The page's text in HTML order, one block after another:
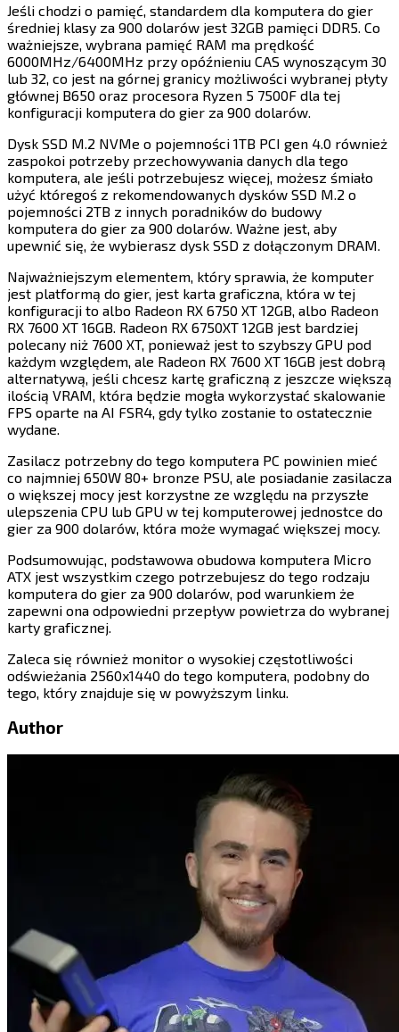
Jeśli chodzi o pamięć, standardem dla komputera do gier
średniej klasy za 900 dolarów jest 32GB pamięci DDR5. Co
ważniejsze, wybrana pamięć RAM ma prędkość
6000MHz/6400MHz przy opóźnieniu CAS wynoszącym 30
lub 32, co jest na górnej granicy możliwości wybranej płyty
głównej B650 oraz procesora Ryzen 5 7500F dla tej
konfiguracji komputera do gier za 900 dolarów.​​​​‌ ‍ ​‍​‍‌‍ ‌ ​‍‌‍‍‌‌‍‌ ‌‍‍‌‌‍ ‍​‍​‍​ ‍‍​‍​‍‌ ​ ‌‍​‌‌‍ ‍‌‍‍‌‌ ‌​‌ ‍‌​‍ ‍‌‍‍‌‌‍ ​‍​‍​‍ ​​‍​‍‌‍‍​‌ ​‍‌‍‌‌‌‍‌‍​‍​‍​ ‍‍​‍​‍​‍ ‌‍​‌‌‍‌​‌‍ ‌‌‍‍‌‌‍ ‍​‍ ‌‍‍‌‌‍ ‍‌ ‌​‌‍‌‌‌‍ ‍‌ ‌​​‍ ‌‍‌‌‌‍‌​‌‍‍‌‌ ‌​​‍ ‌‍ ‌‌‍ ‌‍‌​‌‍‌‌​ ‌‌ ​​‌ ​‍‌‍‌‌‌ ​ ‌‍‌‌‌‍ ‍‌ ‌​‌‍​‌‌ ‌​‌‍‍‌‌‍ ‌‍ ‍​ ‍ ‌‍‍‌‌‍‌​​ ‌‌‍‌​​ ‍​​ ​​​ ‍​​ ​‌​ ‍​‌‍​ ​ ‌ ​‍ ‌​ ‌‌‌‍‌‍‌‍‌​​ ‍‌​‍ ‌​ ‌​​ ‌​​ ​‌​ ‍‌​‍ ‌‌‍​‍​ ‌‌​ ‌ ‌‍​ ​‍ ‌‌‍‌​‌‍‌​‌‍​‍‌‍​‌​ ‍‌‌‍‌‌‌‍‌‍‌‍‌‍‌‍​‌​ ​‌​ ‍‌​ ‌‍​ ‍ ‌ ‌​‌ ‍‌‌ ​​‌‍‌‌​ ‌‌‍​‍‌ ‌‌‌‍‍‌‌‍ ​‌‍‌​​ ‍ ‌ ​​‌‍​‌‌ ‌​‌‍‍​​ ‌‌‍‍‌​ ​‌​ ‍​‌‍ ‍‌‌ ‌‍ ​‌‍ ‌‍ ‍‌‍‌ ‌‌ ‌‍‌​‌‍‌‌‌ ​ ‌‍​ ​‍‌‌​ ‌‌‌​​‍‌‌ ‌‍‍ ‌‍‌‌‌ ‍‌​‍‌‌​ ​ ‌​‌​​‍‌‌​ ​ ‌​‌​​‍‌‌​ ​‍​ ​‍‌ ​​‌‍ ​​‍‌‌​ ​‍​ ​‍​‍‌‌​ ‌‌‌​‌​​‍ ‍‌ ‌‍‌‍​‌‌‍ ​‌ ‌‌‌‍‌‌​‍‌‌​ ‌‌‌​​‍‌‌ ‌‍‍ ‌‍‌‌‌ ‍‌​‍‌‌​ ​ ‌​‌​​‍‌‌​ ​ ‌​‌​​‍‌‌​ ​‍​ ​‍‌‍​‍​ ‍​‌‍​‌‌‍​‍​ ​​​ ‌‍​ ​‍‌‍​ ​ ‌​‌‍‌​​ ‍‌​ ​‍​‍‌‌​ ​‍​ ​‍​‍‌‌​ ‌‌‌​‌​​‍ ‍‌‍​ ‌‍‍​‌‍‍‌‌‍ ​‌‍‌​‌ ​‍‌‍‌‌‌‍ ‍​‍‌‌​ ‌‌‌​​‍‌‌ ‌‍‍ ‌‍‌‌‌ ‍‌​‍‌‌​ ​ ‌​‌​​‍‌‌​ ​ ‌​‌​​‍‌‌​ ​‍​ ​‍​ ​‌​ ‍​‌‍​‌‌‍​‍‌‍​‌​ ​‌‌‍‌‌‌‍​‌​ ‌‌​ ‍​​ ‍‌‌‍​‍​‍‌‌​ ​‍​ ​‍​‍‌‌​ ‌‌‌​‌​​‍ ‍‌ ‌​‌‍‌‌‌ ‍​‌ ‌​​ ‌‍​‍‌‍​‌‌ ​ ‌‍‌‌‌‌‌‌‌ ​‍‌‍ ​​ ‌​‍‌‌​ ​‍‌​‌‍‌‍​‌‌‍‌​‌‍ ‌‌‍‍‌‌‍ ‍​‍‌‍‌‍‍‌‌‍‌​​ ‌‌‍‌​​ ‍​​ ​​​ ‍​​ ​‌​ ‍​‌‍​ ​ ‌ ​‍ ‌​ ‌‌‌‍‌‍‌‍‌​​ ‍‌​‍ ‌​ ‌​​ ‌​​ ​‌​ ‍‌​‍ ‌‌‍​‍​ ‌‌​ ‌ ‌‍​ ​‍ ‌‌‍‌​‌‍‌​‌‍​‍‌‍​‌​ ‍‌‌‍‌‌‌‍‌‍‌‍‌‍‌‍​‌​ ​‌​ ‍‌​ ‌‍​‍‌‍‌ ‌​‌ ‍‌‌ ​​‌‍‌‌​ ‌‌‍​‍‌ ‌‌‌‍‍‌‌‍ ​‌‍‌​​‍‌‍‌ ​​‌‍​‌‌ ‌​‌‍‍​​ ‌‌‍‍‌​ ​‌​ ‍​‌‍ ‍‌‌ ‌‍ ​‌‍ ‌‍ ‍‌‍‌ ‌‌ ‌‍‌​‌‍‌‌‌ ​ ‌‍​ ​‍‌‌​ ‌‌‌​​‍‌‌ ‌‍‍ ‌‍‌‌‌ ‍‌​‍‌‌​ ​ ‌​‌​​‍‌‌​ ​ ‌​‌​​‍‌‌​ ​‍​ ​‍‌ ​​‌‍ ​​‍‌‌​ ​‍​ ​‍​‍‌‌​ ‌‌‌​‌​​‍ ‍‌ ‌‍‌‍​‌‌‍ ​‌ ‌‌‌‍‌‌​‍‌‌​ ‌‌‌​​‍‌‌ ‌‍‍ ‌‍‌‌‌ ‍‌​‍‌‌​ ​ ‌​‌​​‍‌‌​ ​ ‌​‌​​‍‌‌​ ​‍​ ​‍‌‍​‍​ ‍​‌‍​‌‌‍​‍​ ​​​ ‌‍​ ​‍‌‍​ ​ ‌​‌‍‌​​ ‍‌​ ​‍​‍‌‌​ ​‍​ ​‍​‍‌‌​ ‌‌‌​‌​​‍ ‍‌‍​ ‌‍‍​‌‍‍‌‌‍ ​‌‍‌​‌ ​‍‌‍‌‌‌‍ ‍​‍‌‌​ ‌‌‌​​‍‌‌ ‌‍‍ ‌‍‌‌‌ ‍‌​‍‌‌​ ​ ‌​‌​​‍‌‌​ ​ ‌​‌​​‍‌‌​ ​‍​ ​‍​ ​‌​ ‍​‌‍​‌‌‍​‍‌‍​‌​ ​‌‌‍‌‌‌‍​‌​ ‌‌​ ‍​​ ‍‌‌‍​‍​‍‌‌​ ​‍​ ​‍​‍‌‌​ ‌‌‌​‌​​‍ ‍‌ ‌​‌‍‌‌‌ ‍​‌ ‌​​‍‌‍‌ ​​‌‍‌‌‌ ​‍‌ ​ ‌ ​​‌‍‌‌‌‍​ ‌ ‌​‌‍‍‌‌ ‌‍‌‍‌‌​ ‌‌ ​​‌ ‌‌‌‍​‍‌‍ ​‌‍‍‌‌ ​ ‌‍‍​‌‍‌‌‌‍‌​​‍​‍‌ ‌
Dysk SSD M.2 NVMe o pojemności 1TB PCI gen 4.0 również
zaspokoi potrzeby przechowywania danych dla tego
komputera, ale jeśli potrzebujesz więcej, możesz śmiało
użyć któregoś z rekomendowanych dysków SSD M.2 o
pojemności 2TB z innych poradników do budowy
komputera do gier za 900 dolarów. Ważne jest, aby
upewnić się, że wybierasz dysk SSD z dołączonym DRAM.​​​​‌ ‍ ​‍​‍‌‍ ‌ ​‍‌‍‍‌‌‍‌ ‌‍‍‌‌‍ ‍​‍​‍​ ‍‍​‍​‍‌ ​ ‌‍​‌‌‍ ‍‌‍‍‌‌ ‌​‌ ‍‌​‍ ‍‌‍‍‌‌‍ ​‍​‍​‍ ​​‍​‍‌‍‍​‌ ​‍‌‍‌‌‌‍‌‍​‍​‍​ ‍‍​‍​‍​‍ ‌‍​‌‌‍‌​‌‍ ‌‌‍‍‌‌‍ ‍​‍ ‌‍‍‌‌‍ ‍‌ ‌​‌‍‌‌‌‍ ‍‌ ‌​​‍ ‌‍‌‌‌‍‌​‌‍‍‌‌ ‌​​‍ ‌‍ ‌‌‍ ‌‍‌​‌‍‌‌​ ‌‌ ​​‌ ​‍‌‍‌‌‌ ​ ‌‍‌‌‌‍ ‍‌ ‌​‌‍​‌‌ ‌​‌‍‍‌‌‍ ‌‍ ‍​ ‍ ‌‍‍‌‌‍‌​​ ‌‌‍‌​​ ‍​​ ​​​ ‍​​ ​‌​ ‍​‌‍​ ​ ‌ ​‍ ‌​ ‌‌‌‍‌‍‌‍‌​​ ‍‌​‍ ‌​ ‌​​ ‌​​ ​‌​ ‍‌​‍ ‌‌‍​‍​ ‌‌​ ‌ ‌‍​ ​‍ ‌‌‍‌​‌‍‌​‌‍​‍‌‍​‌​ ‍‌‌‍‌‌‌‍‌‍‌‍‌‍‌‍​‌​ ​‌​ ‍‌​ ‌‍​ ‍ ‌ ‌​‌ ‍‌‌ ​​‌‍‌‌​ ‌‌‍​‍‌ ‌‌‌‍‍‌‌‍ ​‌‍‌​​ ‍ ‌ ​​‌‍​‌‌ ‌​‌‍‍​​ ‌‌‍‍‌​ ​‌​ ‍​‌‍ ‍‌‌ ‌‍ ​‌‍ ‌‍ ‍‌‍‌ ‌‌ ‌‍‌​‌‍‌‌‌ ​ ‌‍​ ​‍‌‌​ ‌‌‌​​‍‌‌ ‌‍‍ ‌‍‌‌‌ ‍‌​‍‌‌​ ​ ‌​‌​​‍‌‌​ ​ ‌​‌​​‍‌‌​ ​‍​ ​‍‌ ​​‌‍ ​​‍‌‌​ ​‍​ ​‍​‍‌‌​ ‌‌‌​‌​​‍ ‍‌ ‌‍‌‍​‌‌‍ ​‌ ‌‌‌‍‌‌​‍‌‌​ ‌‌‌​​‍‌‌ ‌‍‍ ‌‍‌‌‌ ‍‌​‍‌‌​ ​ ‌​‌​​‍‌‌​ ​ ‌​‌​​‍‌‌​ ​‍​ ​‍‌‍​‌‌‍​ ‌‍​ ​ ​​​ ‍‌‌‍​‍​ ‌ ‌‍​ ​ ‌‍​ ​​​ ‌​​ ​​​‍‌‌​ ​‍​ ​‍​‍‌‌​ ‌‌‌​‌​​‍ ‍‌‍​ ‌‍‍​‌‍‍‌‌‍ ​‌‍‌​‌ ​‍‌‍‌‌‌‍ ‍​‍‌‌​ ‌‌‌​​‍‌‌ ‌‍‍ ‌‍‌‌‌ ‍‌​‍‌‌​ ​ ‌​‌​​‍‌‌​ ​ ‌​‌​​‍‌‌​ ​‍​ ​‍​ ​‌​ ​​​ ‍‌‌‍​ ‌‍‌‍‌‍​ ‌‍​‍‌‍‌​​ ​​‌‍‌‍​ ‍‌‌‍‌‍​‍‌‌​ ​‍​ ​‍​‍‌‌​ ‌‌‌​‌​​‍ ‍‌ ‌​‌‍‌‌‌ ‍​‌ ‌​​ ‌‍​‍‌‍​‌‌ ​ ‌‍‌‌‌‌‌‌‌ ​‍‌‍ ​​ ‌​‍‌‌​ ​‍‌​‌‍‌‍​‌‌‍‌​‌‍ ‌‌‍‍‌‌‍ ‍​‍‌‍‌‍‍‌‌‍‌​​ ‌‌‍‌​​ ‍​​ ​​​ ‍​​ ​‌​ ‍​‌‍​ ​ ‌ ​‍ ‌​ ‌‌‌‍‌‍‌‍‌​​ ‍‌​‍ ‌​ ‌​​ ‌​​ ​‌​ ‍‌​‍ ‌‌‍​‍​ ‌‌​ ‌ ‌‍​ ​‍ ‌‌‍‌​‌‍‌​‌‍​‍‌‍​‌​ ‍‌‌‍‌‌‌‍‌‍‌‍‌‍‌‍​‌​ ​‌​ ‍‌​ ‌‍​‍‌‍‌ ‌​‌ ‍‌‌ ​​‌‍‌‌​ ‌‌‍​‍‌ ‌‌‌‍‍‌‌‍ ​‌‍‌​​‍‌‍‌ ​​‌‍​‌‌ ‌​‌‍‍​​ ‌‌‍‍‌​ ​‌​ ‍​‌‍ ‍‌‌ ‌‍ ​‌‍ ‌‍ ‍‌‍‌ ‌‌ ‌‍‌​‌‍‌‌‌ ​ ‌‍​ ​‍‌‌​ ‌‌‌​​‍‌‌ ‌‍‍ ‌‍‌‌‌ ‍‌​‍‌‌​ ​ ‌​‌​​‍‌‌​ ​ ‌​‌​​‍‌‌​ ​‍​ ​‍‌ ​​‌‍ ​​‍‌‌​ ​‍​ ​‍​‍‌‌​ ‌‌‌​‌​​‍ ‍‌ ‌‍‌‍​‌‌‍ ​‌ ‌‌‌‍‌‌​‍‌‌​ ‌‌‌​​‍‌‌ ‌‍‍ ‌‍‌‌‌ ‍‌​‍‌‌​ ​ ‌​‌​​‍‌‌​ ​ ‌​‌​​‍‌‌​ ​‍​ ​‍‌‍​‌‌‍​ ‌‍​ ​ ​​​ ‍‌‌‍​‍​ ‌ ‌‍​ ​ ‌‍​ ​​​ ‌​​ ​​​‍‌‌​ ​‍​ ​‍​‍‌‌​ ‌‌‌​‌​​‍ ‍‌‍​ ‌‍‍​‌‍‍‌‌‍ ​‌‍‌​‌ ​‍‌‍‌‌‌‍ ‍​‍‌‌​ ‌‌‌​​‍‌‌ ‌‍‍ ‌‍‌‌‌ ‍‌​‍‌‌​ ​ ‌​‌​​‍‌‌​ ​ ‌​‌​​‍‌‌​ ​‍​ ​‍​ ​‌​ ​​​ ‍‌‌‍​ ‌‍‌‍‌‍​ ‌‍​‍‌‍‌​​ ​​‌‍‌‍​ ‍‌‌‍‌‍​‍‌‌​ ​‍​ ​‍​‍‌‌​ ‌‌‌​‌​​‍ ‍‌ ‌​‌‍‌‌‌ ‍​‌ ‌​​‍‌‍‌ ​​‌‍‌‌‌ ​‍‌ ​ ‌ ​​‌‍‌‌‌‍​ ‌ ‌​‌‍‍‌‌ ‌‍‌‍‌‌​ ‌‌ ​​‌ ‌‌‌‍​‍‌‍ ​‌‍‍‌‌ ​ ‌‍‍​‌‍‌‌‌‍‌​​‍​‍‌ ‌
Najważniejszym elementem, który sprawia, że komputer
jest platformą do gier, jest karta graficzna, która w tej
konfiguracji to albo Radeon RX 6750 XT 12GB, albo Radeon
RX 7600 XT 16GB. Radeon RX 6750XT 12GB jest bardziej
polecany niż 7600 XT, ponieważ jest to szybszy GPU pod
każdym względem, ale Radeon RX 7600 XT 16GB jest dobrą
alternatywą, jeśli chcesz kartę graficzną z jeszcze większą
ilością VRAM, która będzie mogła wykorzystać skalowanie
FPS oparte na AI FSR4, gdy tylko zostanie to ostatecznie
wydane.​​​​‌ ‍ ​‍​‍‌‍ ‌ ​‍‌‍‍‌‌‍‌ ‌‍‍‌‌‍ ‍​‍​‍​ ‍‍​‍​‍‌ ​ ‌‍​‌‌‍ ‍‌‍‍‌‌ ‌​‌ ‍‌​‍ ‍‌‍‍‌‌‍ ​‍​‍​‍ ​​‍​‍‌‍‍​‌ ​‍‌‍‌‌‌‍‌‍​‍​‍​ ‍‍​‍​‍​‍ ‌‍​‌‌‍‌​‌‍ ‌‌‍‍‌‌‍ ‍​‍ ‌‍‍‌‌‍ ‍‌ ‌​‌‍‌‌‌‍ ‍‌ ‌​​‍ ‌‍‌‌‌‍‌​‌‍‍‌‌ ‌​​‍ ‌‍ ‌‌‍ ‌‍‌​‌‍‌‌​ ‌‌ ​​‌ ​‍‌‍‌‌‌ ​ ‌‍‌‌‌‍ ‍‌ ‌​‌‍​‌‌ ‌​‌‍‍‌‌‍ ‌‍ ‍​ ‍ ‌‍‍‌‌‍‌​​ ‌‌‍‌​​ ‍​​ ​​​ ‍​​ ​‌​ ‍​‌‍​ ​ ‌ ​‍ ‌​ ‌‌‌‍‌‍‌‍‌​​ ‍‌​‍ ‌​ ‌​​ ‌​​ ​‌​ ‍‌​‍ ‌‌‍​‍​ ‌‌​ ‌ ‌‍​ ​‍ ‌‌‍‌​‌‍‌​‌‍​‍‌‍​‌​ ‍‌‌‍‌‌‌‍‌‍‌‍‌‍‌‍​‌​ ​‌​ ‍‌​ ‌‍​ ‍ ‌ ‌​‌ ‍‌‌ ​​‌‍‌‌​ ‌‌‍​‍‌ ‌‌‌‍‍‌‌‍ ​‌‍‌​​ ‍ ‌ ​​‌‍​‌‌ ‌​‌‍‍​​ ‌‌‍‍‌​ ​‌​ ‍​‌‍ ‍‌‌ ‌‍ ​‌‍ ‌‍ ‍‌‍‌ ‌‌ ‌‍‌​‌‍‌‌‌ ​ ‌‍​ ​‍‌‌​ ‌‌‌​​‍‌‌ ‌‍‍ ‌‍‌‌‌ ‍‌​‍‌‌​ ​ ‌​‌​​‍‌‌​ ​ ‌​‌​​‍‌‌​ ​‍​ ​‍‌ ​​‌‍ ​​‍‌‌​ ​‍​ ​‍​‍‌‌​ ‌‌‌​‌​​‍ ‍‌ ‌‍‌‍​‌‌‍ ​‌ ‌‌‌‍‌‌​‍‌‌​ ‌‌‌​​‍‌‌ ‌‍‍ ‌‍‌‌‌ ‍‌​‍‌‌​ ​ ‌​‌​​‍‌‌​ ​ ‌​‌​​‍‌‌​ ​‍​ ​‍‌‍‌‌‌‍‌‍​ ​​​ ​​‌‍​ ​ ‌‍‌‍​‌​ ‍​​ ‌ ​ ‌‌​ ‌‍‌‍‌‌​‍‌‌​ ​‍​ ​‍​‍‌‌​ ‌‌‌​‌​​‍ ‍‌‍​ ‌‍‍​‌‍‍‌‌‍ ​‌‍‌​‌ ​‍‌‍‌‌‌‍ ‍​‍‌‌​ ‌‌‌​​‍‌‌ ‌‍‍ ‌‍‌‌‌ ‍‌​‍‌‌​ ​ ‌​‌​​‍‌‌​ ​ ‌​‌​​‍‌‌​ ​‍​ ​‍‌‍‌‌​ ‌​​ ‌‍‌‍​ ‌‍​‌‌‍‌​‌‍‌‌​ ‌ ‌‍‌‌​ ‍‌‌‍‌‌‌‍​‍​‍‌‌​ ​‍​ ​‍​‍‌‌​ ‌‌‌​‌​​‍ ‍‌ ‌​‌‍‌‌‌ ‍​‌ ‌​​ ‌‍​‍‌‍​‌‌ ​ ‌‍‌‌‌‌‌‌‌ ​‍‌‍ ​​ ‌​‍‌‌​ ​‍‌​‌‍‌‍​‌‌‍‌​‌‍ ‌‌‍‍‌‌‍ ‍​‍‌‍‌‍‍‌‌‍‌​​ ‌‌‍‌​​ ‍​​ ​​​ ‍​​ ​‌​ ‍​‌‍​ ​ ‌ ​‍ ‌​ ‌‌‌‍‌‍‌‍‌​​ ‍‌​‍ ‌​ ‌​​ ‌​​ ​‌​ ‍‌​‍ ‌‌‍​‍​ ‌‌​ ‌ ‌‍​ ​‍ ‌‌‍‌​‌‍‌​‌‍​‍‌‍​‌​ ‍‌‌‍‌‌‌‍‌‍‌‍‌‍‌‍​‌​ ​‌​ ‍‌​ ‌‍​‍‌‍‌ ‌​‌ ‍‌‌ ​​‌‍‌‌​ ‌‌‍​‍‌ ‌‌‌‍‍‌‌‍ ​‌‍‌​​‍‌‍‌ ​​‌‍​‌‌ ‌​‌‍‍​​ ‌‌‍‍‌​ ​‌​ ‍​‌‍ ‍‌‌ ‌‍ ​‌‍ ‌‍ ‍‌‍‌ ‌‌ ‌‍‌​‌‍‌‌‌ ​ ‌‍​ ​‍‌‌​ ‌‌‌​​‍‌‌ ‌‍‍ ‌‍‌‌‌ ‍‌​‍‌‌​ ​ ‌​‌​​‍‌‌​ ​ ‌​‌​​‍‌‌​ ​‍​ ​‍‌ ​​‌‍ ​​‍‌‌​ ​‍​ ​‍​‍‌‌​ ‌‌‌​‌​​‍ ‍‌ ‌‍‌‍​‌‌‍ ​‌ ‌‌‌‍‌‌​‍‌‌​ ‌‌‌​​‍‌‌ ‌‍‍ ‌‍‌‌‌ ‍‌​‍‌‌​ ​ ‌​‌​​‍‌‌​ ​ ‌​‌​​‍‌‌​ ​‍​ ​‍‌‍‌‌‌‍‌‍​ ​​​ ​​‌‍​ ​ ‌‍‌‍​‌​ ‍​​ ‌ ​ ‌‌​ ‌‍‌‍‌‌​‍‌‌​ ​‍​ ​‍​‍‌‌​ ‌‌‌​‌​​‍ ‍‌‍​ ‌‍‍​‌‍‍‌‌‍ ​‌‍‌​‌ ​‍‌‍‌‌‌‍ ‍​‍‌‌​ ‌‌‌​​‍‌‌ ‌‍‍ ‌‍‌‌‌ ‍‌​‍‌‌​ ​ ‌​‌​​‍‌‌​ ​ ‌​‌​​‍‌‌​ ​‍​ ​‍‌‍‌‌​ ‌​​ ‌‍‌‍​ ‌‍​‌‌‍‌​‌‍‌‌​ ‌ ‌‍‌‌​ ‍‌‌‍‌‌‌‍​‍​‍‌‌​ ​‍​ ​‍​‍‌‌​ ‌‌‌​‌​​‍ ‍‌ ‌​‌‍‌‌‌ ‍​‌ ‌​​‍‌‍‌ ​​‌‍‌‌‌ ​‍‌ ​ ‌ ​​‌‍‌‌‌‍​ ‌ ‌​‌‍‍‌‌ ‌‍‌‍‌‌​ ‌‌ ​​‌ ‌‌‌‍​‍‌‍ ​‌‍‍‌‌ ​ ‌‍‍​‌‍‌‌‌‍‌​​‍​‍‌ ‌
Zasilacz potrzebny do tego komputera PC powinien mieć
co najmniej 650W 80+ bronze PSU, ale posiadanie zasilacza
o większej mocy jest korzystne ze względu na przyszłe
ulepszenia CPU lub GPU w tej komputerowej jednostce do
gier za 900 dolarów, która może wymagać większej mocy.​​​​‌ ‍ ​‍​‍‌‍ ‌ ​‍‌‍‍‌‌‍‌ ‌‍‍‌‌‍ ‍​‍​‍​ ‍‍​‍​‍‌ ​ ‌‍​‌‌‍ ‍‌‍‍‌‌ ‌​‌ ‍‌​‍ ‍‌‍‍‌‌‍ ​‍​‍​‍ ​​‍​‍‌‍‍​‌ ​‍‌‍‌‌‌‍‌‍​‍​‍​ ‍‍​‍​‍​‍ ‌‍​‌‌‍‌​‌‍ ‌‌‍‍‌‌‍ ‍​‍ ‌‍‍‌‌‍ ‍‌ ‌​‌‍‌‌‌‍ ‍‌ ‌​​‍ ‌‍‌‌‌‍‌​‌‍‍‌‌ ‌​​‍ ‌‍ ‌‌‍ ‌‍‌​‌‍‌‌​ ‌‌ ​​‌ ​‍‌‍‌‌‌ ​ ‌‍‌‌‌‍ ‍‌ ‌​‌‍​‌‌ ‌​‌‍‍‌‌‍ ‌‍ ‍​ ‍ ‌‍‍‌‌‍‌​​ ‌‌‍‌​​ ‍​​ ​​​ ‍​​ ​‌​ ‍​‌‍​ ​ ‌ ​‍ ‌​ ‌‌‌‍‌‍‌‍‌​​ ‍‌​‍ ‌​ ‌​​ ‌​​ ​‌​ ‍‌​‍ ‌‌‍​‍​ ‌‌​ ‌ ‌‍​ ​‍ ‌‌‍‌​‌‍‌​‌‍​‍‌‍​‌​ ‍‌‌‍‌‌‌‍‌‍‌‍‌‍‌‍​‌​ ​‌​ ‍‌​ ‌‍​ ‍ ‌ ‌​‌ ‍‌‌ ​​‌‍‌‌​ ‌‌‍​‍‌ ‌‌‌‍‍‌‌‍ ​‌‍‌​​ ‍ ‌ ​​‌‍​‌‌ ‌​‌‍‍​​ ‌‌‍‍‌​ ​‌​ ‍​‌‍ ‍‌‌ ‌‍ ​‌‍ ‌‍ ‍‌‍‌ ‌‌ ‌‍‌​‌‍‌‌‌ ​ ‌‍​ ​‍‌‌​ ‌‌‌​​‍‌‌ ‌‍‍ ‌‍‌‌‌ ‍‌​‍‌‌​ ​ ‌​‌​​‍‌‌​ ​ ‌​‌​​‍‌‌​ ​‍​ ​‍‌ ​​‌‍ ​​‍‌‌​ ​‍​ ​‍​‍‌‌​ ‌‌‌​‌​​‍ ‍‌ ‌‍‌‍​‌‌‍ ​‌ ‌‌‌‍‌‌​‍‌‌​ ‌‌‌​​‍‌‌ ‌‍‍ ‌‍‌‌‌ ‍‌​‍‌‌​ ​ ‌​‌​​‍‌‌​ ​ ‌​‌​​‍‌‌​ ​‍​ ​‍​ ‌‌​ ‍​​ ‌‍​ ​‍​ ‌​​ ​​‌‍​ ​ ​​‌‍​‌‌‍‌‌​ ​‍‌‍​‍​‍‌‌​ ​‍​ ​‍​‍‌‌​ ‌‌‌​‌​​‍ ‍‌‍​ ‌‍‍​‌‍‍‌‌‍ ​‌‍‌​‌ ​‍‌‍‌‌‌‍ ‍​‍‌‌​ ‌‌‌​​‍‌‌ ‌‍‍ ‌‍‌‌‌ ‍‌​‍‌‌​ ​ ‌​‌​​‍‌‌​ ​ ‌​‌​​‍‌‌​ ​‍​ ​‍​ ‌‍​ ‌​​ ‌​​ ‌‍​ ‌‌‌‍‌‌​ ​‍​ ‌‌​ ‌‌​ ‌‌​ ‍‌​ ‌‍​‍‌‌​ ​‍​ ​‍​‍‌‌​ ‌‌‌​‌​​‍ ‍‌ ‌​‌‍‌‌‌ ‍​‌ ‌​​ ‌‍​‍‌‍​‌‌ ​ ‌‍‌‌‌‌‌‌‌ ​‍‌‍ ​​ ‌​‍‌‌​ ​‍‌​‌‍‌‍​‌‌‍‌​‌‍ ‌‌‍‍‌‌‍ ‍​‍‌‍‌‍‍‌‌‍‌​​ ‌‌‍‌​​ ‍​​ ​​​ ‍​​ ​‌​ ‍​‌‍​ ​ ‌ ​‍ ‌​ ‌‌‌‍‌‍‌‍‌​​ ‍‌​‍ ‌​ ‌​​ ‌​​ ​‌​ ‍‌​‍ ‌‌‍​‍​ ‌‌​ ‌ ‌‍​ ​‍ ‌‌‍‌​‌‍‌​‌‍​‍‌‍​‌​ ‍‌‌‍‌‌‌‍‌‍‌‍‌‍‌‍​‌​ ​‌​ ‍‌​ ‌‍​‍‌‍‌ ‌​‌ ‍‌‌ ​​‌‍‌‌​ ‌‌‍​‍‌ ‌‌‌‍‍‌‌‍ ​‌‍‌​​‍‌‍‌ ​​‌‍​‌‌ ‌​‌‍‍​​ ‌‌‍‍‌​ ​‌​ ‍​‌‍ ‍‌‌ ‌‍ ​‌‍ ‌‍ ‍‌‍‌ ‌‌ ‌‍‌​‌‍‌‌‌ ​ ‌‍​ ​‍‌‌​ ‌‌‌​​‍‌‌ ‌‍‍ ‌‍‌‌‌ ‍‌​‍‌‌​ ​ ‌​‌​​‍‌‌​ ​ ‌​‌​​‍‌‌​ ​‍​ ​‍‌ ​​‌‍ ​​‍‌‌​ ​‍​ ​‍​‍‌‌​ ‌‌‌​‌​​‍ ‍‌ ‌‍‌‍​‌‌‍ ​‌ ‌‌‌‍‌‌​‍‌‌​ ‌‌‌​​‍‌‌ ‌‍‍ ‌‍‌‌‌ ‍‌​‍‌‌​ ​ ‌​‌​​‍‌‌​ ​ ‌​‌​​‍‌‌​ ​‍​ ​‍​ ‌‌​ ‍​​ ‌‍​ ​‍​ ‌​​ ​​‌‍​ ​ ​​‌‍​‌‌‍‌‌​ ​‍‌‍​‍​‍‌‌​ ​‍​ ​‍​‍‌‌​ ‌‌‌​‌​​‍ ‍‌‍​ ‌‍‍​‌‍‍‌‌‍ ​‌‍‌​‌ ​‍‌‍‌‌‌‍ ‍​‍‌‌​ ‌‌‌​​‍‌‌ ‌‍‍ ‌‍‌‌‌ ‍‌​‍‌‌​ ​ ‌​‌​​‍‌‌​ ​ ‌​‌​​‍‌‌​ ​‍​ ​‍​ ‌‍​ ‌​​ ‌​​ ‌‍​ ‌‌‌‍‌‌​ ​‍​ ‌‌​ ‌‌​ ‌‌​ ‍‌​ ‌‍​‍‌‌​ ​‍​ ​‍​‍‌‌​ ‌‌‌​‌​​‍ ‍‌ ‌​‌‍‌‌‌ ‍​‌ ‌​​‍‌‍‌ ​​‌‍‌‌‌ ​‍‌ ​ ‌ ​​‌‍‌‌‌‍​ ‌ ‌​‌‍‍‌‌ ‌‍‌‍‌‌​ ‌‌ ​​‌ ‌‌‌‍​‍‌‍ ​‌‍‍‌‌ ​ ‌‍‍​‌‍‌‌‌‍‌​​‍​‍‌ ‌
Podsumowując, podstawowa obudowa komputera Micro
ATX jest wszystkim czego potrzebujesz do tego rodzaju
komputera do gier za 900 dolarów, pod warunkiem że
zapewni ona odpowiedni przepływ powietrza do wybranej
karty graficznej.​​​​‌ ‍ ​‍​‍‌‍ ‌ ​‍‌‍‍‌‌‍‌ ‌‍‍‌‌‍ ‍​‍​‍​ ‍‍​‍​‍‌ ​ ‌‍​‌‌‍ ‍‌‍‍‌‌ ‌​‌ ‍‌​‍ ‍‌‍‍‌‌‍ ​‍​‍​‍ ​​‍​‍‌‍‍​‌ ​‍‌‍‌‌‌‍‌‍​‍​‍​ ‍‍​‍​‍​‍ ‌‍​‌‌‍‌​‌‍ ‌‌‍‍‌‌‍ ‍​‍ ‌‍‍‌‌‍ ‍‌ ‌​‌‍‌‌‌‍ ‍‌ ‌​​‍ ‌‍‌‌‌‍‌​‌‍‍‌‌ ‌​​‍ ‌‍ ‌‌‍ ‌‍‌​‌‍‌‌​ ‌‌ ​​‌ ​‍‌‍‌‌‌ ​ ‌‍‌‌‌‍ ‍‌ ‌​‌‍​‌‌ ‌​‌‍‍‌‌‍ ‌‍ ‍​ ‍ ‌‍‍‌‌‍‌​​ ‌‌‍‌​​ ‍​​ ​​​ ‍​​ ​‌​ ‍​‌‍​ ​ ‌ ​‍ ‌​ ‌‌‌‍‌‍‌‍‌​​ ‍‌​‍ ‌​ ‌​​ ‌​​ ​‌​ ‍‌​‍ ‌‌‍​‍​ ‌‌​ ‌ ‌‍​ ​‍ ‌‌‍‌​‌‍‌​‌‍​‍‌‍​‌​ ‍‌‌‍‌‌‌‍‌‍‌‍‌‍‌‍​‌​ ​‌​ ‍‌​ ‌‍​ ‍ ‌ ‌​‌ ‍‌‌ ​​‌‍‌‌​ ‌‌‍​‍‌ ‌‌‌‍‍‌‌‍ ​‌‍‌​​ ‍ ‌ ​​‌‍​‌‌ ‌​‌‍‍​​ ‌‌‍‍‌​ ​‌​ ‍​‌‍ ‍‌‌ ‌‍ ​‌‍ ‌‍ ‍‌‍‌ ‌‌ ‌‍‌​‌‍‌‌‌ ​ ‌‍​ ​‍‌‌​ ‌‌‌​​‍‌‌ ‌‍‍ ‌‍‌‌‌ ‍‌​‍‌‌​ ​ ‌​‌​​‍‌‌​ ​ ‌​‌​​‍‌‌​ ​‍​ ​‍‌ ​​‌‍ ​​‍‌‌​ ​‍​ ​‍​‍‌‌​ ‌‌‌​‌​​‍ ‍‌ ‌‍‌‍​‌‌‍ ​‌ ‌‌‌‍‌‌​‍‌‌​ ‌‌‌​​‍‌‌ ‌‍‍ ‌‍‌‌‌ ‍‌​‍‌‌​ ​ ‌​‌​​‍‌‌​ ​ ‌​‌​​‍‌‌​ ​‍​ ​‍​ ‍​​ ​‌​ ​​​ ​ ​ ‍‌​ ‍​‌‍‌​​ ‌‍‌‍‌​​ ‌‌‌‍​‌​ ‍​​‍‌‌​ ​‍​ ​‍​‍‌‌​ ‌‌‌​‌​​‍ ‍‌‍​ ‌‍‍​‌‍‍‌‌‍ ​‌‍‌​‌ ​‍‌‍‌‌‌‍ ‍​‍‌‌​ ‌‌‌​​‍‌‌ ‌‍‍ ‌‍‌‌‌ ‍‌​‍‌‌​ ​ ‌​‌​​‍‌‌​ ​ ‌​‌​​‍‌‌​ ​‍​ ​‍​ ‍​​ ​‍​ ‍​​ ​ ‌‍​ ‌‍​‍​ ​‍​ ‌ ‌‍​‍​ ‌ ​ ‍​‌‍‌‍​‍‌‌​ ​‍​ ​‍​‍‌‌​ ‌‌‌​‌​​‍ ‍‌ ‌​‌‍‌‌‌ ‍​‌ ‌​​ ‌‍​‍‌‍​‌‌ ​ ‌‍‌‌‌‌‌‌‌ ​‍‌‍ ​​ ‌​‍‌‌​ ​‍‌​‌‍‌‍​‌‌‍‌​‌‍ ‌‌‍‍‌‌‍ ‍​‍‌‍‌‍‍‌‌‍‌​​ ‌‌‍‌​​ ‍​​ ​​​ ‍​​ ​‌​ ‍​‌‍​ ​ ‌ ​‍ ‌​ ‌‌‌‍‌‍‌‍‌​​ ‍‌​‍ ‌​ ‌​​ ‌​​ ​‌​ ‍‌​‍ ‌‌‍​‍​ ‌‌​ ‌ ‌‍​ ​‍ ‌‌‍‌​‌‍‌​‌‍​‍‌‍​‌​ ‍‌‌‍‌‌‌‍‌‍‌‍‌‍‌‍​‌​ ​‌​ ‍‌​ ‌‍​‍‌‍‌ ‌​‌ ‍‌‌ ​​‌‍‌‌​ ‌‌‍​‍‌ ‌‌‌‍‍‌‌‍ ​‌‍‌​​‍‌‍‌ ​​‌‍​‌‌ ‌​‌‍‍​​ ‌‌‍‍‌​ ​‌​ ‍​‌‍ ‍‌‌ ‌‍ ​‌‍ ‌‍ ‍‌‍‌ ‌‌ ‌‍‌​‌‍‌‌‌ ​ ‌‍​ ​‍‌‌​ ‌‌‌​​‍‌‌ ‌‍‍ ‌‍‌‌‌ ‍‌​‍‌‌​ ​ ‌​‌​​‍‌‌​ ​ ‌​‌​​‍‌‌​ ​‍​ ​‍‌ ​​‌‍ ​​‍‌‌​ ​‍​ ​‍​‍‌‌​ ‌‌‌​‌​​‍ ‍‌ ‌‍‌‍​‌‌‍ ​‌ ‌‌‌‍‌‌​‍‌‌​ ‌‌‌​​‍‌‌ ‌‍‍ ‌‍‌‌‌ ‍‌​‍‌‌​ ​ ‌​‌​​‍‌‌​ ​ ‌​‌​​‍‌‌​ ​‍​ ​‍​ ‍​​ ​‌​ ​​​ ​ ​ ‍‌​ ‍​‌‍‌​​ ‌‍‌‍‌​​ ‌‌‌‍​‌​ ‍​​‍‌‌​ ​‍​ ​‍​‍‌‌​ ‌‌‌​‌​​‍ ‍‌‍​ ‌‍‍​‌‍‍‌‌‍ ​‌‍‌​‌ ​‍‌‍‌‌‌‍ ‍​‍‌‌​ ‌‌‌​​‍‌‌ ‌‍‍ ‌‍‌‌‌ ‍‌​‍‌‌​ ​ ‌​‌​​‍‌‌​ ​ ‌​‌​​‍‌‌​ ​‍​ ​‍​ ‍​​ ​‍​ ‍​​ ​ ‌‍​ ‌‍​‍​ ​‍​ ‌ ‌‍​‍​ ‌ ​ ‍​‌‍‌‍​‍‌‌​ ​‍​ ​‍​‍‌‌​ ‌‌‌​‌​​‍ ‍‌ ‌​‌‍‌‌‌ ‍​‌ ‌​​‍‌‍‌ ​​‌‍‌‌‌ ​‍‌ ​ ‌ ​​‌‍‌‌‌‍​ ‌ ‌​‌‍‍‌‌ ‌‍‌‍‌‌​ ‌‌ ​​‌ ‌‌‌‍​‍‌‍ ​‌‍‍‌‌ ​ ‌‍‍​‌‍‌‌‌‍‌​​‍​‍‌ ‌
Zaleca się również monitor o wysokiej częstotliwości
odświeżania 2560x1440 do tego komputera, podobny do
tego, który znajduje się w powyższym linku.​​​​‌ ‍ ​‍​‍‌‍ ‌ ​‍‌‍‍‌‌‍‌ ‌‍‍‌‌‍ ‍​‍​‍​ ‍‍​‍​‍‌ ​ ‌‍​‌‌‍ ‍‌‍‍‌‌ ‌​‌ ‍‌​‍ ‍‌‍‍‌‌‍ ​‍​‍​‍ ​​‍​‍‌‍‍​‌ ​‍‌‍‌‌‌‍‌‍​‍​‍​ ‍‍​‍​‍​‍ ‌‍​‌‌‍‌​‌‍ ‌‌‍‍‌‌‍ ‍​‍ ‌‍‍‌‌‍ ‍‌ ‌​‌‍‌‌‌‍ ‍‌ ‌​​‍ ‌‍‌‌‌‍‌​‌‍‍‌‌ ‌​​‍ ‌‍ ‌‌‍ ‌‍‌​‌‍‌‌​ ‌‌ ​​‌ ​‍‌‍‌‌‌ ​ ‌‍‌‌‌‍ ‍‌ ‌​‌‍​‌‌ ‌​‌‍‍‌‌‍ ‌‍ ‍​ ‍ ‌‍‍‌‌‍‌​​ ‌‌‍‌​​ ‍​​ ​​​ ‍​​ ​‌​ ‍​‌‍​ ​ ‌ ​‍ ‌​ ‌‌‌‍‌‍‌‍‌​​ ‍‌​‍ ‌​ ‌​​ ‌​​ ​‌​ ‍‌​‍ ‌‌‍​‍​ ‌‌​ ‌ ‌‍​ ​‍ ‌‌‍‌​‌‍‌​‌‍​‍‌‍​‌​ ‍‌‌‍‌‌‌‍‌‍‌‍‌‍‌‍​‌​ ​‌​ ‍‌​ ‌‍​ ‍ ‌ ‌​‌ ‍‌‌ ​​‌‍‌‌​ ‌‌‍​‍‌ ‌‌‌‍‍‌‌‍ ​‌‍‌​​ ‍ ‌ ​​‌‍​‌‌ ‌​‌‍‍​​ ‌‌‍‍‌​ ​‌​ ‍​‌‍ ‍‌‌ ‌‍ ​‌‍ ‌‍ ‍‌‍‌ ‌‌ ‌‍‌​‌‍‌‌‌ ​ ‌‍​ ​‍‌‌​ ‌‌‌​​‍‌‌ ‌‍‍ ‌‍‌‌‌ ‍‌​‍‌‌​ ​ ‌​‌​​‍‌‌​ ​ ‌​‌​​‍‌‌​ ​‍​ ​‍‌ ​​‌‍ ​​‍‌‌​ ​‍​ ​‍​‍‌‌​ ‌‌‌​‌​​‍ ‍‌ ‌‍‌‍​‌‌‍ ​‌ ‌‌‌‍‌‌​‍‌‌​ ‌‌‌​​‍‌‌ ‌‍‍ ‌‍‌‌‌ ‍‌​‍‌‌​ ​ ‌​‌​​‍‌‌​ ​ ‌​‌​​‍‌‌​ ​‍​ ​‍​ ‌‌​ ​ ​ ​‌‌‍​ ​ ​​​ ​‍‌‍‌​​ ‌‌​ ​​‌‍‌​​ ‌‍​ ‍​​‍‌‌​ ​‍​ ​‍​‍‌‌​ ‌‌‌​‌​​‍ ‍‌‍​ ‌‍‍​‌‍‍‌‌‍ ​‌‍‌​‌ ​‍‌‍‌‌‌‍ ‍​‍‌‌​ ‌‌‌​​‍‌‌ ‌‍‍ ‌‍‌‌‌ ‍‌​‍‌‌​ ​ ‌​‌​​‍‌‌​ ​ ‌​‌​​‍‌‌​ ​‍​ ​‍‌‍​‍​ ‍​‌‍​ ‌‍​‌​ ‌‌​ ​‌​ ‍‌​ ‌​‌‍​‍​ ‍​​ ​​​ ​‌​‍‌‌​ ​‍​ ​‍​‍‌‌​ ‌‌‌​‌​​‍ ‍‌ ‌​‌‍‌‌‌ ‍​‌ ‌​​ ‌‍​‍‌‍​‌‌ ​ ‌‍‌‌‌‌‌‌‌ ​‍‌‍ ​​ ‌​‍‌‌​ ​‍‌​‌‍‌‍​‌‌‍‌​‌‍ ‌‌‍‍‌‌‍ ‍​‍‌‍‌‍‍‌‌‍‌​​ ‌‌‍‌​​ ‍​​ ​​​ ‍​​ ​‌​ ‍​‌‍​ ​ ‌ ​‍ ‌​ ‌‌‌‍‌‍‌‍‌​​ ‍‌​‍ ‌​ ‌​​ ‌​​ ​‌​ ‍‌​‍ ‌‌‍​‍​ ‌‌​ ‌ ‌‍​ ​‍ ‌‌‍‌​‌‍‌​‌‍​‍‌‍​‌​ ‍‌‌‍‌‌‌‍‌‍‌‍‌‍‌‍​‌​ ​‌​ ‍‌​ ‌‍​‍‌‍‌ ‌​‌ ‍‌‌ ​​‌‍‌‌​ ‌‌‍​‍‌ ‌‌‌‍‍‌‌‍ ​‌‍‌​​‍‌‍‌ ​​‌‍​‌‌ ‌​‌‍‍​​ ‌‌‍‍‌​ ​‌​ ‍​‌‍ ‍‌‌ ‌‍ ​‌‍ ‌‍ ‍‌‍‌ ‌‌ ‌‍‌​‌‍‌‌‌ ​ ‌‍​ ​‍‌‌​ ‌‌‌​​‍‌‌ ‌‍‍ ‌‍‌‌‌ ‍‌​‍‌‌​ ​ ‌​‌​​‍‌‌​ ​ ‌​‌​​‍‌‌​ ​‍​ ​‍‌ ​​‌‍ ​​‍‌‌​ ​‍​ ​‍​‍‌‌​ ‌‌‌​‌​​‍ ‍‌ ‌‍‌‍​‌‌‍ ​‌ ‌‌‌‍‌‌​‍‌‌​ ‌‌‌​​‍‌‌ ‌‍‍ ‌‍‌‌‌ ‍‌​‍‌‌​ ​ ‌​‌​​‍‌‌​ ​ ‌​‌​​‍‌‌​ ​‍​ ​‍​ ‌‌​ ​ ​ ​‌‌‍​ ​ ​​​ ​‍‌‍‌​​ ‌‌​ ​​‌‍‌​​ ‌‍​ ‍​​‍‌‌​ ​‍​ ​‍​‍‌‌​ ‌‌‌​‌​​‍ ‍‌‍​ ‌‍‍​‌‍‍‌‌‍ ​‌‍‌​‌ ​‍‌‍‌‌‌‍ ‍​‍‌‌​ ‌‌‌​​‍‌‌ ‌‍‍ ‌‍‌‌‌ ‍‌​‍‌‌​ ​ ‌​‌​​‍‌‌​ ​ ‌​‌​​‍‌‌​ ​‍​ ​‍‌‍​‍​ ‍​‌‍​ ‌‍​‌​ ‌‌​ ​‌​ ‍‌​ ‌​‌‍​‍​ ‍​​ ​​​ ​‌​‍‌‌​ ​‍​ ​‍​‍‌‌​ ‌‌‌​‌​​‍ ‍‌ ‌​‌‍‌‌‌ ‍​‌ ‌​​‍‌‍‌ ​​‌‍‌‌‌ ​‍‌ ​ ‌ ​​‌‍‌‌‌‍​ ‌ ‌​‌‍‍‌‌ ‌‍‌‍‌‌​ ‌‌ ​​‌ ‌‌‌‍​‍‌‍ ​‌‍‍‌‌ ​ ‌‍‍​‌‍‌‌‌‍‌​​‍​‍‌ ‌
Author